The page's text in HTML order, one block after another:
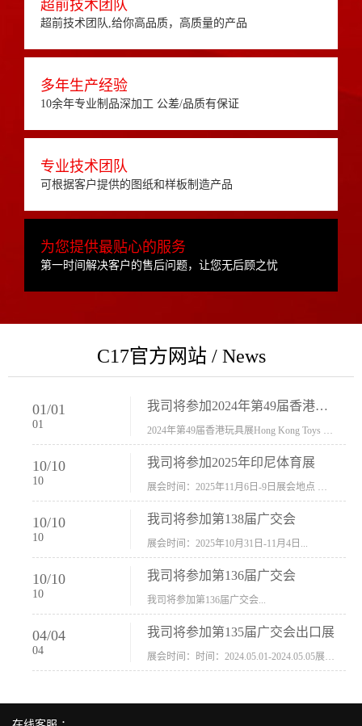
超前技术团队
超前技术团队,给你高品质，高质量的产品
多年生产经验
10余年专业制品深加工 公差/品质有保证
专业技术团队
可根据客户提供的图纸和样板制造产品
为您提供最贴心的服务
第一时间解决客户的售后问题，让您无后顾之忧
C17官方网站 / News
01/01
01
我司将参加2024年第49届香港玩具展Hong Kong Toys & Games Fair 欢迎新···
10/10
10
我司将参加2025年印尼体育展
10/10
10
我司将参加第138届广交会
展会时间：2025年10月31日-11月4日...
10/10
10
我司将参加第136届广交会
我司将参加第136届广交会...
04/04
04
我司将参加第135届广交会出口展
展会时间：时间：2024.05.01-2024.05.05展会地址：中国进出口商品交易会展馆福建康莱宝公司展位号12.1G37-38、H11-12，浙江康莱宝展位号17.1B23-24、C19-20...